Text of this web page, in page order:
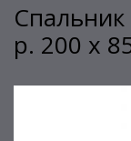
Спальник
р. 200 х